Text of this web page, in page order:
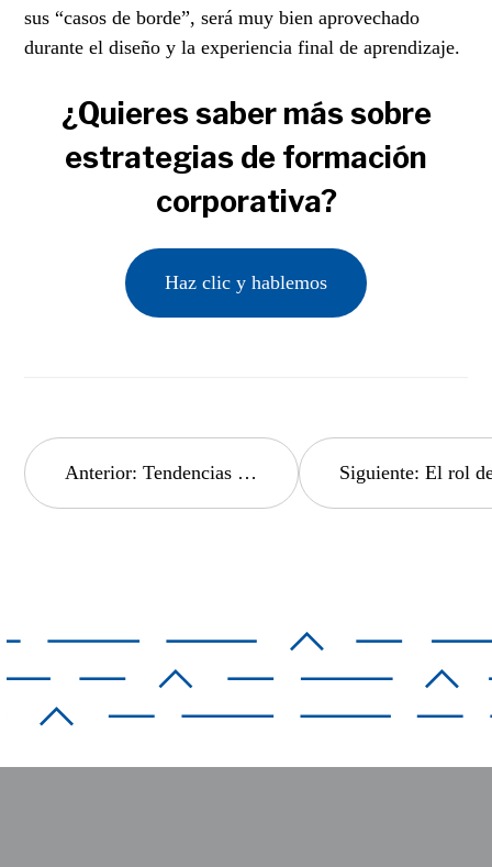
sus “casos de borde”, será muy bien aprovechado
durante el diseño y la experiencia final de aprendizaje.
¿Quieres saber más sobre
estrategias de formación
corporativa?
Haz clic y hablemos
Navegación
de
Anterior: Tendencias en diseño multimedia y cómo las utilizamos en pro del aprendizaje. Siguiente: El rol de la seguridad informática en la formación e-